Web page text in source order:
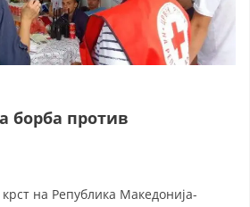
ИСТОРИЈАТ НА ЦКРМ
НА ДВИЖЕЊЕТО
НА ОРГАНИЗАЦИЈАТА
ИНФОРМАЦИИ
борба против
на Република Македонија-